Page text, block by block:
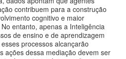
contribuem para a construção
cognitivo e maior
entanto, apenas a Inteligência
de ensino e de aprendizagem
processos alcançarão
ações dessa mediação devem ser